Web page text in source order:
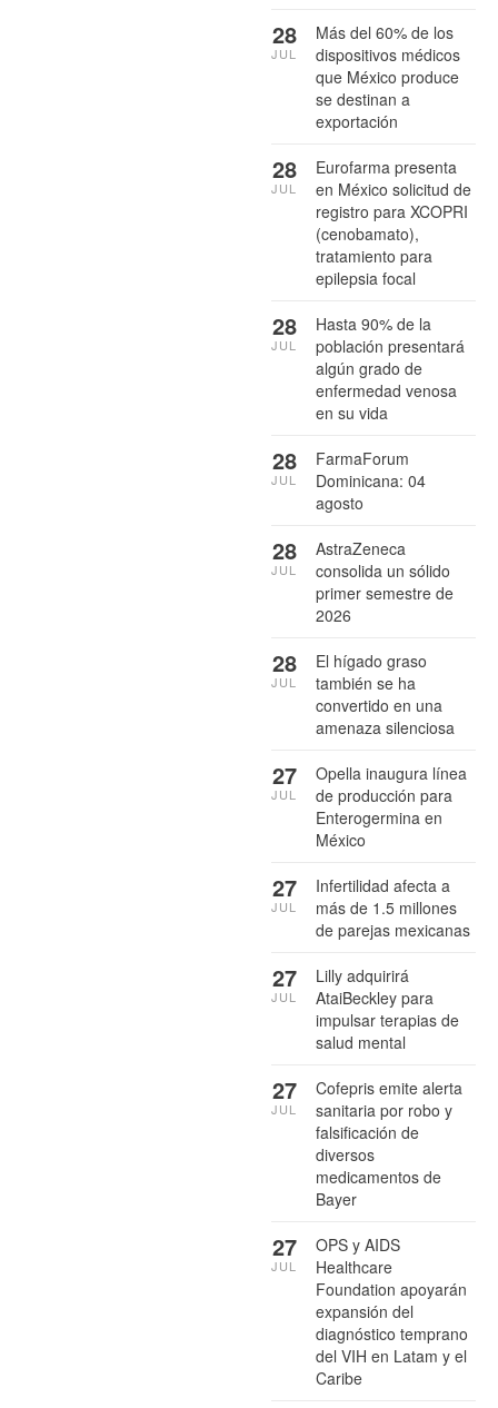
Más del 60% de los
dispositivos médicos
que México produce
se destinan a
exportación
28
JUL
Eurofarma presenta
en México solicitud de
registro para XCOPRI
(cenobamato),
tratamiento para
epilepsia focal
28
JUL
Hasta 90% de la
población presentará
algún grado de
enfermedad venosa
en su vida
28
JUL
FarmaForum
Dominicana: 04
agosto
28
JUL
AstraZeneca
consolida un sólido
primer semestre de
2026
28
JUL
El hígado graso
también se ha
convertido en una
amenaza silenciosa
28
JUL
Opella inaugura línea
de producción para
Enterogermina en
México
27
JUL
Infertilidad afecta a
más de 1.5 millones
de parejas mexicanas
27
JUL
Lilly adquirirá
AtaiBeckley para
impulsar terapias de
salud mental
27
JUL
Cofepris emite alerta
sanitaria por robo y
falsificación de
diversos
medicamentos de
Bayer
27
JUL
OPS y AIDS
Healthcare
Foundation apoyarán
expansión del
diagnóstico temprano
del VIH en Latam y el
Caribe
27
JUL